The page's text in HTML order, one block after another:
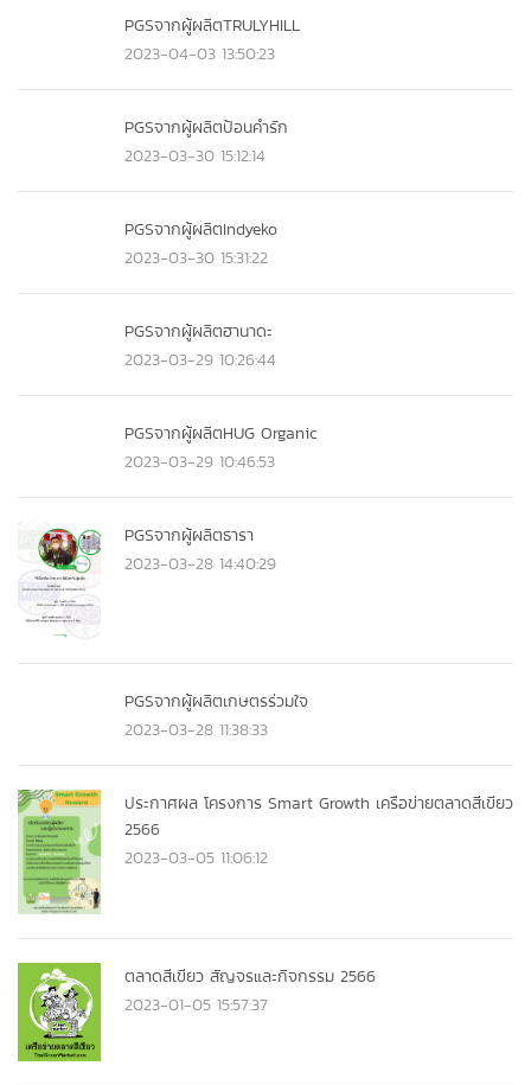
PGSจากผู้ผลิตTRULYHILL
2023-04-03 13:50:23
PGSจากผู้ผลิตป้อนคำรัก
2023-03-30 15:12:14
PGSจากผู้ผลิตIndyeko
2023-03-30 15:31:22
PGSจากผู้ผลิตฮานาดะ
2023-03-29 10:26:44
PGSจากผู้ผลิตHUG Organic
2023-03-29 10:46:53
PGSจากผู้ผลิตธารา
2023-03-28 14:40:29
PGSจากผู้ผลิตเกษตรร่วมใจ
2023-03-28 11:38:33
ประกาศผล โครงการ Smart Growth เครือข่ายตลาดสีเขียว
2566
2023-03-05 11:06:12
ตลาดสีเขียว สัญจรและกิจกรรม 2566
2023-01-05 15:57:37